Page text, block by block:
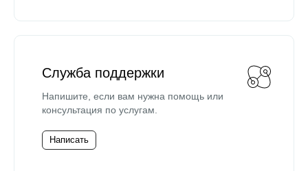
Служба поддержки
Напишите, если вам нужна помощь или
консультация по услугам.
Написать